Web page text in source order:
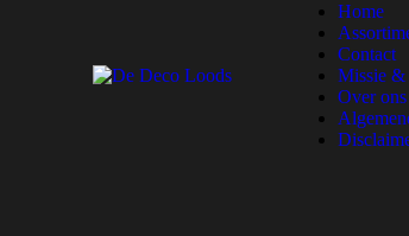
Home
Contact
Missie &
Over